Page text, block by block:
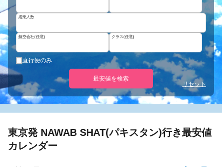
搭乗人数
航空会社(任意) クラス(任意)
直行便のみ
最安値を検索
リセット
東京発 NAWAB SHAT(パキスタン)行き最安値
カレンダー